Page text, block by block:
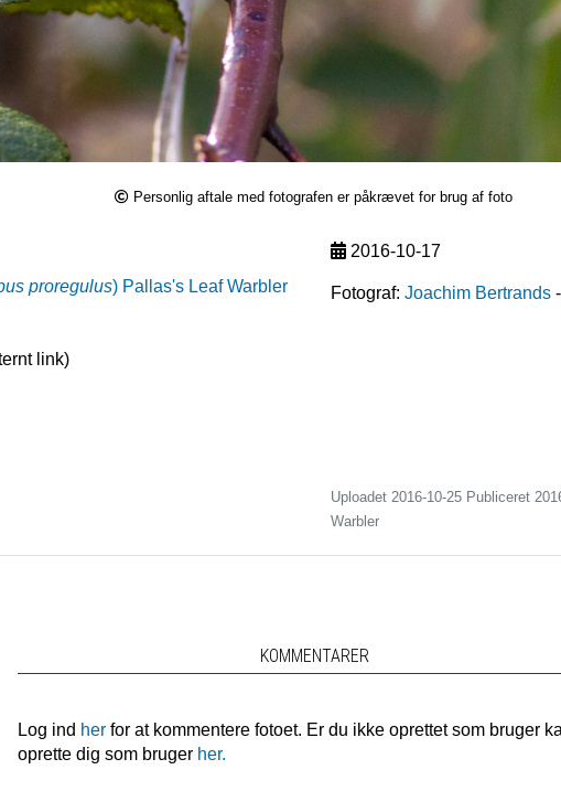
Personlig aftale med fotografen er påkrævet for brug af foto
proregulus) Pallas's Leaf Warbler
link)
2016-10-17
Fotograf: Joachim Bertrands
Uploadet 2016-10-25 Publiceret
Warbler
KOMMENTARER
Log ind her for at kommentere fotoet. Er du ikke oprettet som bruger
oprette dig som bruger her.